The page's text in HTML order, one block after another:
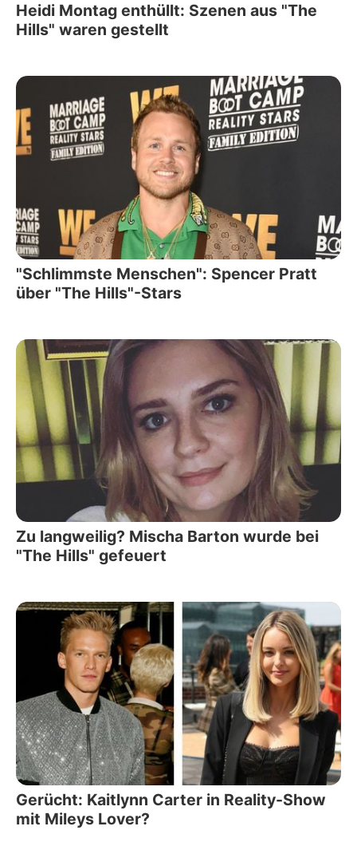
Heidi Montag enthüllt: Szenen aus "The
Hills" waren gestellt
"Schlimmste Menschen": Spencer Pratt
über "The Hills"-Stars
Zu langweilig? Mischa Barton wurde bei
"The Hills" gefeuert
Gerücht: Kaitlynn Carter in Reality-Show
mit Mileys Lover?